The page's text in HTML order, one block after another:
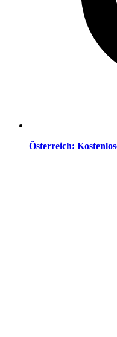
Österreich: